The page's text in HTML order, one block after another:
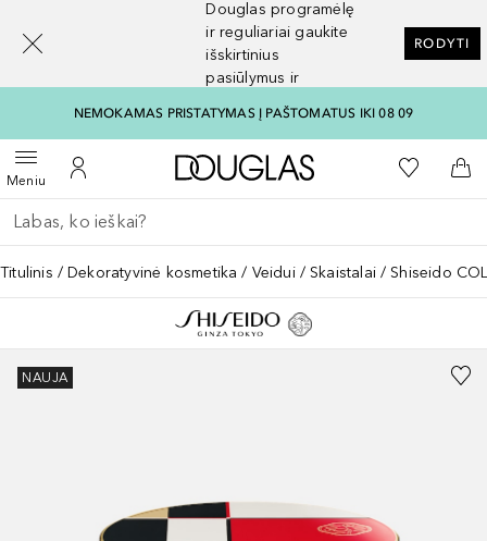
Douglas programėlę
ir reguliariai gaukite
išskirtinius
pasiūlymus ir
RODYTI
NEMOKAMAS PRISTATYMAS Į PAŠTOMATUS IKI 08 09
MeniuAtidaryti meniuĮ mano paskyrą
Į Douglas pagrindinį
Į mano
Į
Grįžk atgal
Vykdykite paiešką
Titulinis Dekoratyvinė kosmetika Veidui Skaistalai Shiseido
NAUJA
[navigation.slideout.screenreader]